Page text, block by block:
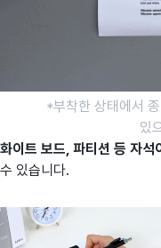
*부착한 상태에서
있
화이트 보드, 파티션 등 자석
수 있습니다.